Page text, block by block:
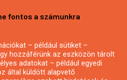
fontos a számunkra
– például sütiket –
hozzáférünk az eszközön tárolt
adatokat – például egyedi
által küldött alapvető